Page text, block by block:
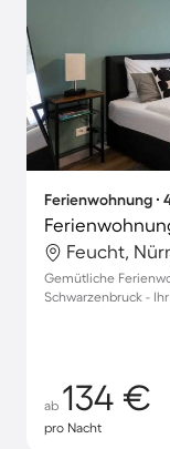
Ferienwohnung ∙
Feucht,
Gemütliche
Schwarzenbruck -
ab 134 €
pro Nacht